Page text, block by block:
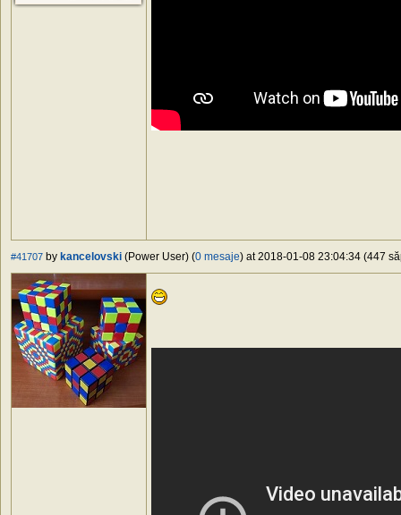
#41707 by kancelovski (Power User) (0 mesaje) at 2018-01-08 23:04:34 (447